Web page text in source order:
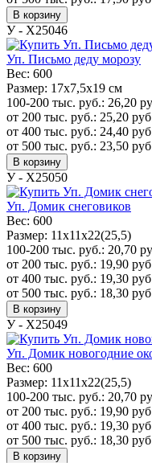
В корзину
У - Х25046
Уп. Письмо деду морозу
Вес: 600
Размер: 17x7,5x19 см
100-200 тыс. руб.: 26,20
от 200 тыс. руб.: 25,20
от 400 тыс. руб.: 24,40
от 500 тыс. руб.: 23,50
В корзину
У - Х25050
Уп. Домик снеговиков
Вес: 600
Размер: 11х11х22(25,5)
100-200 тыс. руб.: 20,70
от 200 тыс. руб.: 19,90
от 400 тыс. руб.: 19,30
от 500 тыс. руб.: 18,30
В корзину
У - Х25049
Уп. Домик новогодние
Вес: 600
Размер: 11х11х22(25,5)
100-200 тыс. руб.: 20,70
от 200 тыс. руб.: 19,90
от 400 тыс. руб.: 19,30
от 500 тыс. руб.: 18,30
В корзину